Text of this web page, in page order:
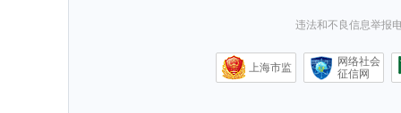
违法和不良信息举报
上海市监
网络社会
征信网